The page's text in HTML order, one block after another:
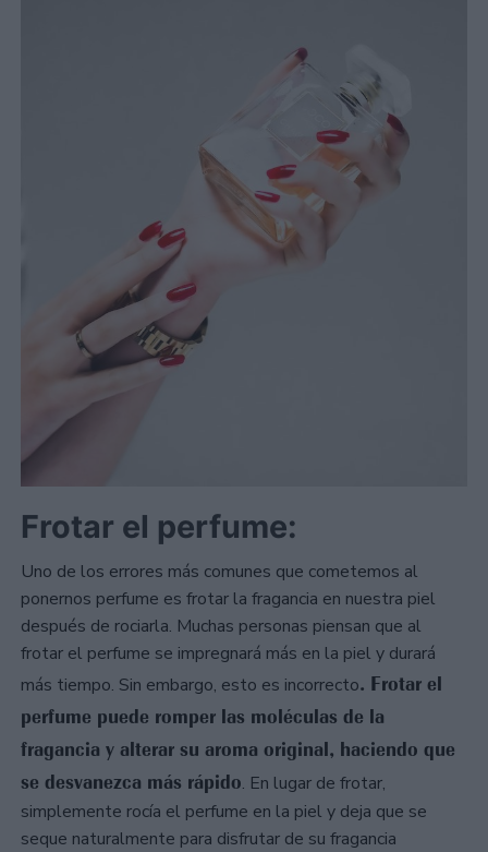
Frotar el perfume:
Uno de los errores más comunes que cometemos al
ponernos perfume es frotar la fragancia en nuestra piel
después de rociarla. Muchas personas piensan que al
frotar el perfume se impregnará más en la piel y durará
más tiempo. Sin embargo, esto es incorrecto. Frotar el
perfume puede romper las moléculas de la
fragancia y alterar su aroma original, haciendo que
se desvanezca más rápido. En lugar de frotar,
simplemente rocía el perfume en la piel y deja que se
seque naturalmente para disfrutar de su fragancia